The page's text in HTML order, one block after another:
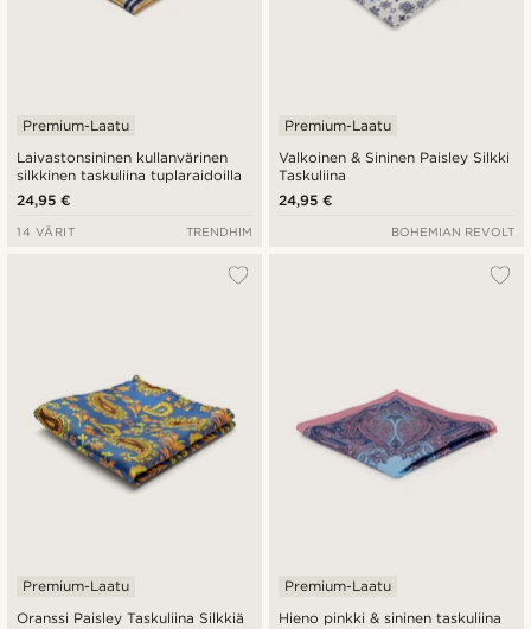
Laivastonsininen kullanvärinen
silkkinen taskuliina tuplaraidoilla
Premium-Laatu
24,95 €
14 VÄRIT TRENDHIM
Valkoinen & Sininen Paisley Silkki
Taskuliina
Premium-Laatu
24,95 €
BOHEMIAN REVOLT
Oranssi Paisley Taskuliina Silkkiä
Premium-Laatu
Hieno pinkki & sininen taskuliina
Premium-Laatu